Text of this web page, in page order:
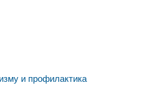
и профилактика